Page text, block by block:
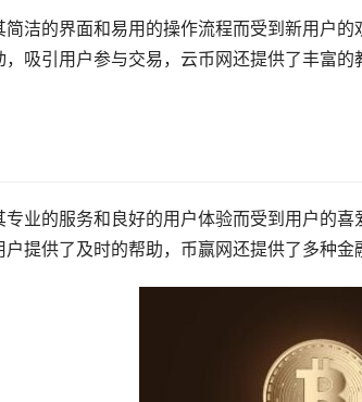
简洁的界面和易用的操作流程而受到新用户
，吸引用户参与交易，云币网还提供了丰富
专业的服务和良好的用户体验而受到用户的
提供了及时的帮助，币赢网还提供了多种金